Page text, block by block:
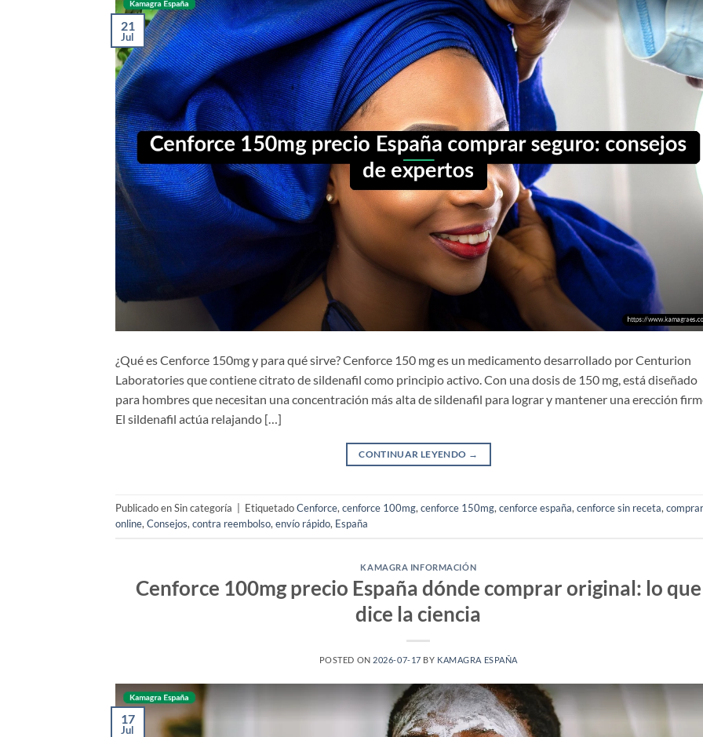
21
Jul
¿Qué es Cenforce 150mg y para qué sirve? Cenforce 150 mg es un medicamento desarrollado por Centurion
Laboratories que contiene citrato de sildenafil como principio activo. Con una dosis de 150 mg, está diseñado
para hombres que necesitan una concentración más alta de sildenafil para lograr y mantener una erección
El sildenafil actúa relajando […]
CONTINUAR LEYENDO →
Publicado en Sin categoría EtiquetadoCenforce, cenforce 100mg, cenforce 150mg, cenforce españa, cenforce sin receta, comprar
online, Consejos, contra reembolso, envío rápido, España
KAMAGRA INFORMACIÓN
Cenforce 100mg precio España dónde comprar original: lo que
dice la ciencia
POSTED ON 2026-07-17 BY KAMAGRA ESPAÑA
17
Jul